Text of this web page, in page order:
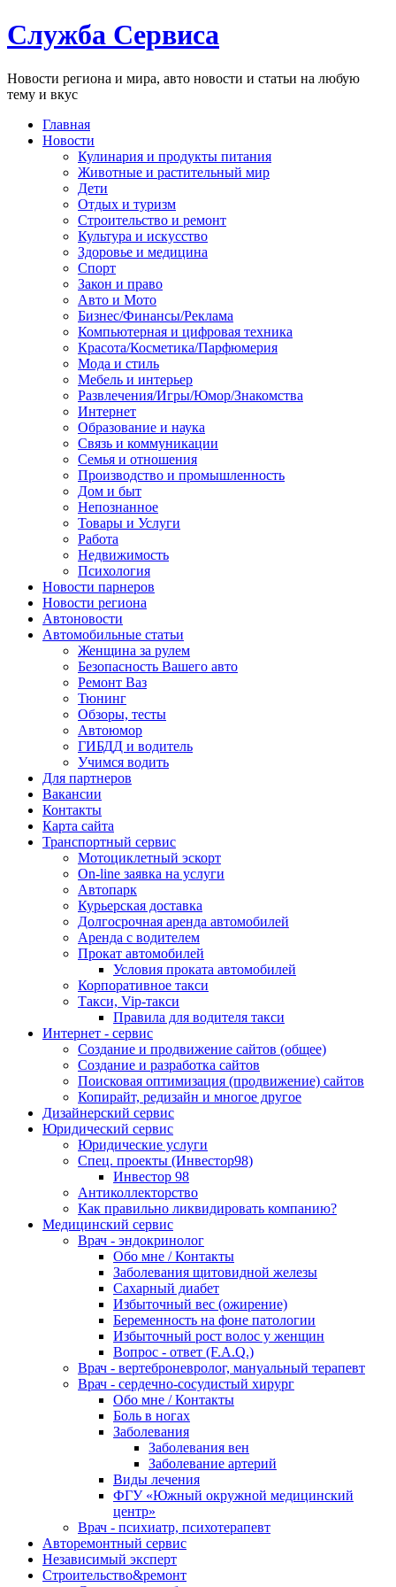
Служба Сервиса
Новости региона и мира, авто новости и статьи на любую
тему и вкус
Главная
Новости
Кулинария и продукты питания
Животные и растительный мир
Дети
Отдых и туризм
Строительство и ремонт
Культура и искусство
Здоровье и медицина
Спорт
Закон и право
Авто и Мото
Бизнес/Финансы/Реклама
Компьютерная и цифровая техника
Красота/Косметика/Парфюмерия
Мода и стиль
Мебель и интерьер
Развлечения/Игры/Юмор/Знакомства
Интернет
Образование и наука
Связь и коммуникации
Семья и отношения
Производство и промышленность
Дом и быт
Непознанное
Товары и Услуги
Работа
Недвижимость
Психология
Новости парнеров
Новости региона
Автоновости
Автомобильные статьи
Женщина за рулем
Безопасность Вашего авто
Ремонт Ваз
Тюнинг
Обзоры, тесты
Автоюмор
ГИБДД и водитель
Учимся водить
Для партнеров
Вакансии
Контакты
Карта сайта
Транспортный сервис
Мотоциклетный эскорт
On-line заявка на услуги
Автопарк
Курьерская доставка
Долгосрочная аренда автомобилей
Аренда с водителем
Прокат автомобилей
Условия проката автомобилей
Корпоративное такси
Такси, Vip-такси
Правила для водителя такси
Интернет - сервис
Создание и продвижение сайтов (общее)
Создание и разработка сайтов
Поисковая оптимизация (продвижение) сайтов
Копирайт, редизайн и многое другое
Дизайнерский сервис
Юридический сервис
Юридические услуги
Спец. проекты (Инвестор98)
Инвестор 98
Антиколлекторство
Как правильно ликвидировать компанию?
Медицинский сервис
Врач - эндокринолог
Обо мне / Контакты
Заболевания щитовидной железы
Сахарный диабет
Избыточный вес (ожирение)
Беременность на фоне патологии
Избыточный рост волос у женщин
Вопрос - ответ (F.A.Q.)
Врач - вертеброневролог, мануальный терапевт
Врач - сердечно-сосудистый хирург
Обо мне / Контакты
Боль в ногах
Заболевания
Заболевания вен
Заболевание артерий
Виды лечения
ФГУ «Южный окружной медицинский
центр»
Врач - психиатр, психотерапевт
Авторемонтный сервис
Независимый эксперт
Строительство&ремонт